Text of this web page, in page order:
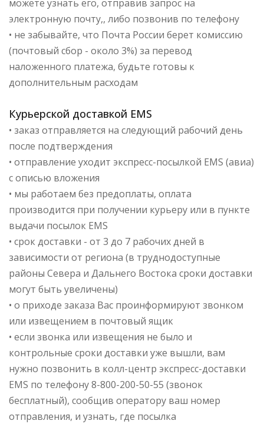
можете узнать его, отправив запрос на
электронную почту,, либо позвонив по телефону
• не забывайте, что Почта России берет комиссию
(почтовый сбор - около 3%) за перевод
наложенного платежа, будьте готовы к
дополнительным расходам
Курьерской доставкой EMS
• заказ отправляется на следующий рабочий день
после подтверждения
• отправление уходит экспресс-посылкой EMS (авиа)
с описью вложения
• мы работаем без предоплаты, оплата
производится при получении курьеру или в пункте
выдачи посылок EMS
• срок доставки - от 3 до 7 рабочих дней в
зависимости от региона (в труднодоступные
районы Севера и Дальнего Востока сроки доставки
могут быть увеличены)
• о приходе заказа Вас проинформируют звонком
или извещением в почтовый ящик
• если звонка или извещения не было и
контрольные сроки доставки уже вышли, вам
нужно позвонить в колл-центр экспресс-доставки
EMS по телефону 8-800-200-50-55 (звонок
бесплатный), сообщив оператору ваш номер
отправления, и узнать, где посылка